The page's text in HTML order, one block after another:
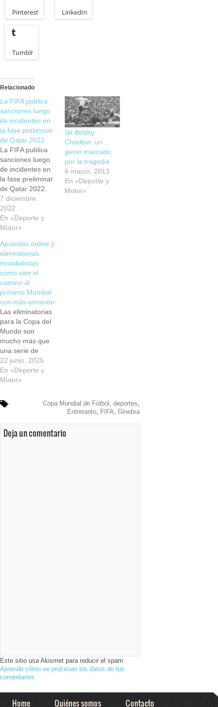
Pinterest LinkedIn
Tumblr
Relacionado
La FIFA publica
sanciones luego
de incidentes en
la fase preliminar
de Qatar 2022
La FIFA publica
sanciones luego
de incidentes en
la fase preliminar
de Qatar 2022.
En los períodos
internacionales
de septiembre y
octubre de la
de la Copa
Mundial de la
FIFA Qatar 2022
se observaron
una serie de
irregularidades
que la FIFA no
dejaría pasar.
Disfruta de
este…
7 diciembre,
2022
En «Deporte y
Motor»
Sir Bobby
Charlton, un
genio marcado
por la tragedia
6 marzo, 2013
En «Deporte y
Motor»
Apuestas online y
eliminatorias
mundialistas:
cómo vivir el
camino al
próximo Mundial
con más emoción
Las eliminatorias
para la Copa del
Mundo son
mucho más que
una serie de
partidos
clasificatorios.
Son una montaña
emociones,
donde cada
definir el destino
de una selección
22 junio, 2025
En «Deporte y
Motor»
Copa Mundial de Fútbol deportes
Entretanto, FIFA Ginebra
Deja un comentario
Este sitio usa Akismet para reducir el spam.
Aprende cómo se procesan los datos de tus
comentarios.
Home Quiénes somos Contacto